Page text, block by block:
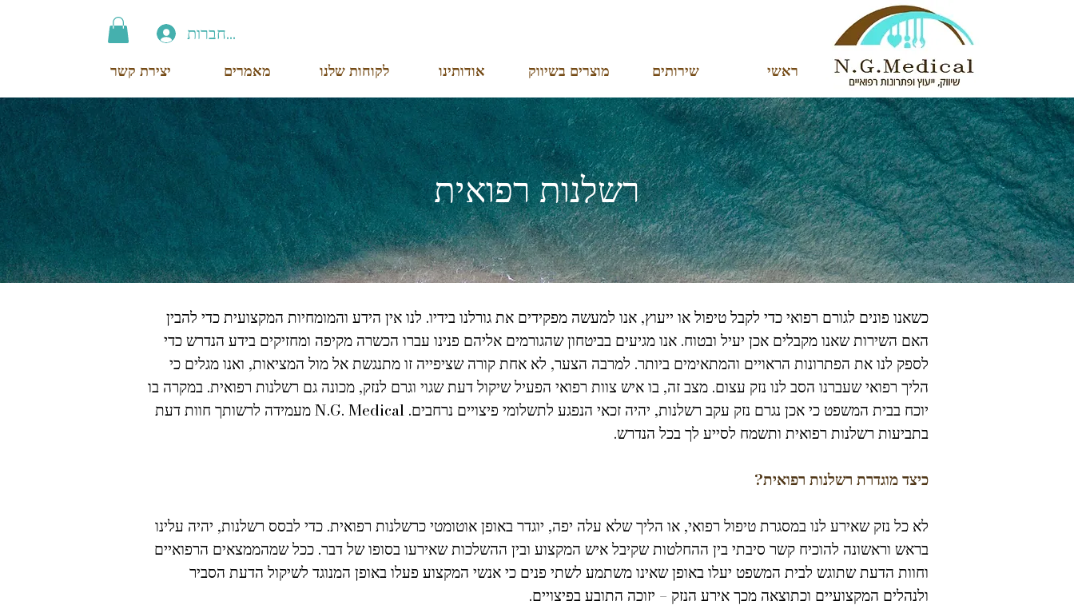
התחברות
ראשי שירותים מוצרים בשיווק אודותינו לקוחות שלנו מאמרים יצירת קשר
פיזיותרפיה
רשלנות רפואית
כשאנו פונים לגורם רפואי כדי לקבל טיפול או ייעוץ, אנו למעשה מפקידים את גורלנו בידיו. לנו אין הידע והמומחיות המקצועית כדי להבין
האם השירות שאנו מקבלים אכן יעיל ובטוח. אנו מגיעים בביטחון שהגורמים אליהם פנינו עברו הכשרה מקיפה ומחזיקים בידע הנדרש כדי
לספק לנו את הפתרונות הראויים והמתאימים ביותר. למרבה הצער, לא אחת קורה שציפייה זו מתנגשת אל מול המציאות, ואנו מגלים כי
הליך רפואי שעברנו הסב לנו נזק עצום. מצב זה, בו איש צוות רפואי הפעיל שיקול דעת שגוי וגרם לנזק, מכונה גם רשלנות רפואית. במקרה בו
יוכח בבית המשפט כי אכן נגרם נזק עקב רשלנות, יהיה זכאי הנפגע לתשלומי פיצויים נרחבים. N.G. Medical מעמידה לרשותך חוות דעת
בתביעות רשלנות רפואית ותשמח לסייע לך בכל הנדרש.
כיצד מוגדרת רשלנות רפואית?
לא כל נזק שאירע לנו במסגרת טיפול רפואי, או הליך שלא עלה יפה, יוגדר באופן אוטומטי כרשלנות רפואית. כדי לבסס רשלנות, יהיה עלינו
בראש וראשונה להוכיח קשר סיבתי בין ההחלטות שקיבל איש המקצוע ובין ההשלכות שאירעו בסופו של דבר. ככל שמהממצאים הרפואיים
וחוות הדעת שתוגש לבית המשפט יעלו באופן שאינו משתמע לשתי פנים כי אנשי המקצוע פעלו באופן המנוגד לשיקול הדעת הסביר
ולנהלים המקצועיים וכתוצאה מכך אירע הנזק – יזוכה התובע בפיצויים.